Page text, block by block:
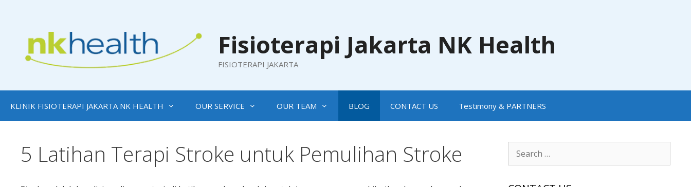
Fisioterapi Jakarta NK Health
FISIOTERAPI JAKARTA
KLINIK FISIOTERAPI JAKARTA NK HEALTH OUR SERVICE OUR TEAM BLOG CONTACT US Testimony & PARTNERS
5 Latihan Terapi Stroke untuk Pemulihan Stroke
Search
for: